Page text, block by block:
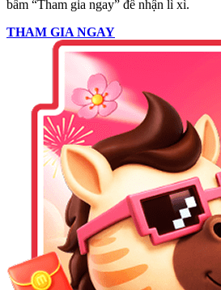
bấm “Tham gia ngay” để nhận lì xì.
THAM GIA NGAY